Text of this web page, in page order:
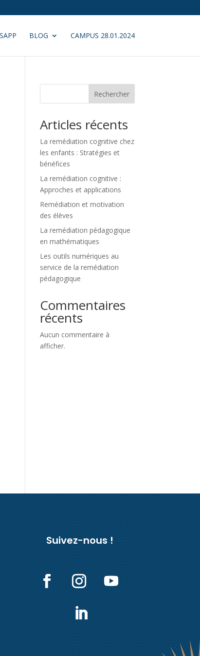
BLOG CAMPUS 28.01.2024
Rechercher
Articles récents
La remédiation cognitive chez
les enfants : Stratégies et
bénéfices
La remédiation cognitive :
Approches et applications
Remédiation et motivation
des élèves
La remédiation pédagogique
en mathématiques
Les outils numériques au
service de la remédiation
pédagogique
Commentaires
récents
Aucun commentaire à
afficher.
Suivez-nous !